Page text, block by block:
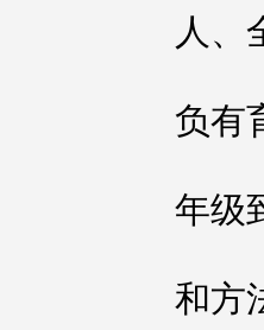
人、
负有
年级
和方